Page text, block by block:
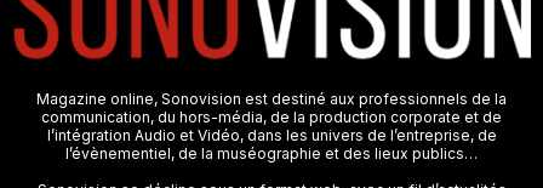
Magazine online, Sonovision est destiné aux professionnels de la
communication, du hors-média, de la production corporate et de
l’intégration Audio et Vidéo, dans les univers de l’entreprise, de
l’évènementiel, de la muséographie et des lieux publics…